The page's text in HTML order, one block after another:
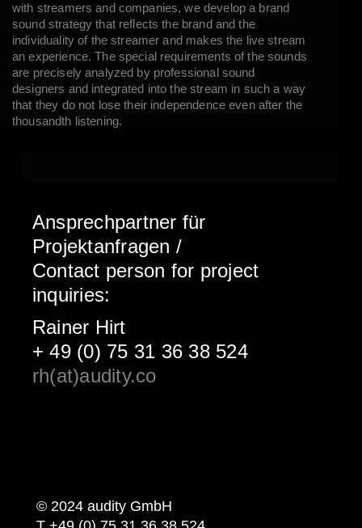
with streamers and companies, we develop a brand
sound strategy that reflects the brand and the
individuality of the streamer and makes the live stream
an experience. The special requirements of the sounds
are precisely analyzed by professional sound
designers and integrated into the stream in such a way
that they do not lose their independence even after the
thousandth listening.
Ansprechpartner für
Projektanfragen /
Contact person for project
inquiries:
Rainer Hirt
+ 49 (0) 75 31 36 38 524
rh(at)audity.co
© 2024 audity GmbH